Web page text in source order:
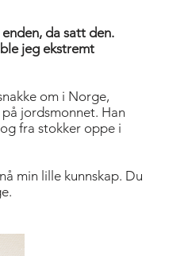
da satt den.
jeg ekstremt
om i Norge,
jordsmonnet. Han
fra stokker oppe i
min lille kunnskap. Du